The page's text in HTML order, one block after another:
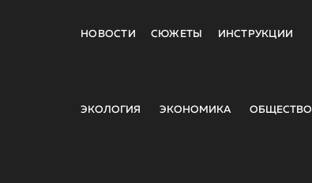
НОВОСТИ СЮЖЕТЫ ИНСТРУКЦИИ
ЭКОЛОГИЯ ЭКОНОМИКА ОБЩЕСТВО